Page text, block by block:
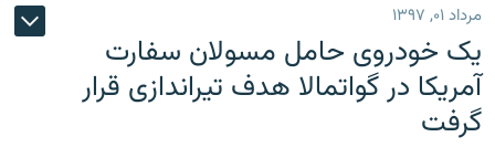
مرداد ۰۱, ۱۳۹۷
یک خودروی حامل مسولان سفارت
آمریکا در گواتمالا هدف تیراندازی قرار
گرفت